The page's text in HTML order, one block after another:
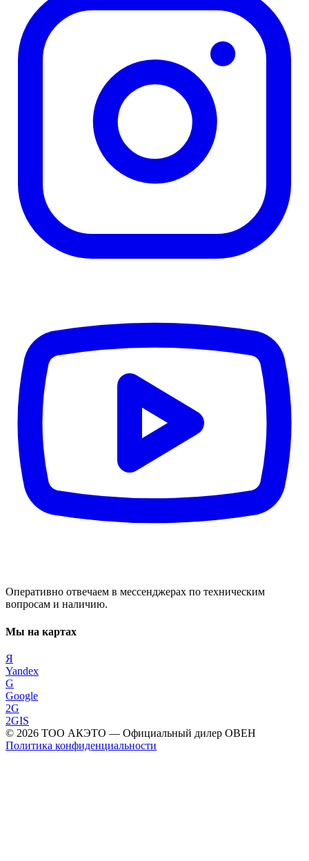
Оперативно отвечаем в мессенджерах по техническим
вопросам и наличию.
Мы на картах
Я
Yandex
G
Google
2G
2GIS
© 2026 ТОО АКЭТО — Официальный дилер ОВЕН
Политика конфиденциальности